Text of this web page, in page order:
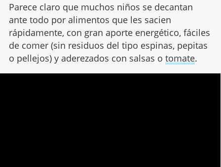
Parece claro que muchos niños se decantan
ante todo por alimentos que les sacien
rápidamente, con gran aporte energético, fáciles
de comer (sin residuos del tipo espinas, pepitas
o pellejos) y aderezados con salsas o tomate.